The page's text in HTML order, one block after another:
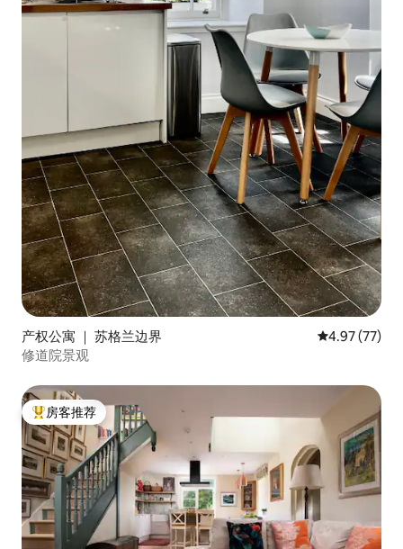
产权公寓 ｜ 苏格兰边界 平均评分
4.97 (77)
修道院景观
热门「房客推荐」
房客推荐